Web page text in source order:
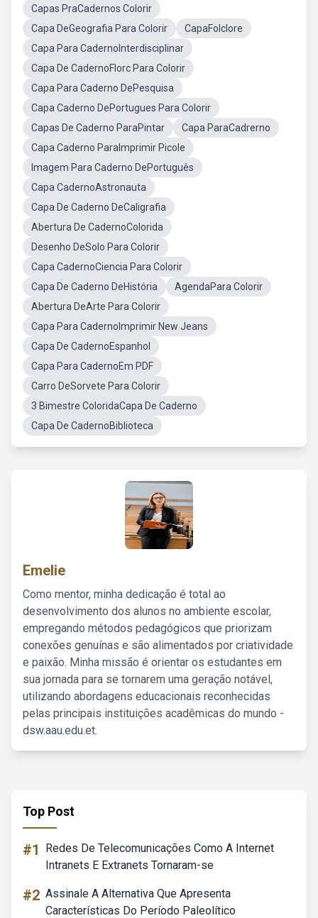
Capas PraCadernos Colorir
Capa DeGeografia Para Colorir
CapaFolclore
Capa Para CadernoInterdisciplinar
Capa De CadernoFlorc Para Colorir
Capa Para Caderno DePesquisa
Capa Caderno DePortugues Para Colorir
Capas De Caderno ParaPintar
Capa ParaCadrerno
Capa Caderno ParaImprimir Picole
Imagem Para Caderno DePortuguês
Capa CadernoAstronauta
Capa De Caderno DeCaligrafia
Abertura De CadernoColorida
Desenho DeSolo Para Colorir
Capa CadernoCiencia Para Colorir
Capa De Caderno DeHistória
AgendaPara Colorir
Abertura DeArte Para Colorir
Capa Para CadernoImprimir New Jeans
Capa De CadernoEspanhol
Capa Para CadernoEm PDF
Carro DeSorvete Para Colorir
3 Bimestre ColoridaCapa De Caderno
Capa De CadernoBiblioteca
Emelie
Como mentor, minha dedicação é total ao
desenvolvimento dos alunos no ambiente escolar,
empregando métodos pedagógicos que priorizam
conexões genuínas e são alimentados por criatividade
e paixão. Minha missão é orientar os estudantes em
sua jornada para se tornarem uma geração notável,
utilizando abordagens educacionais reconhecidas
pelas principais instituições acadêmicas do mundo -
dsw.aau.edu.et.
Top Post
#1
Redes De Telecomunicações Como A Internet
Intranets E Extranets Tornaram-se
#2 Assinale A Alternativa Que Apresenta
Características Do Período Paleolítico